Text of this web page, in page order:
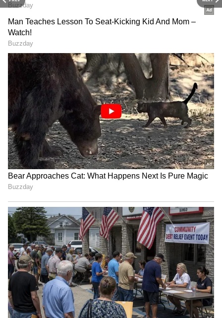
இன்ஸ்டாகிராம் மூலமாகவே ஆர்டர்களை
அள்ளலாம்.
Related Articles
success secrets வெற்றியை வசப்படுத்த